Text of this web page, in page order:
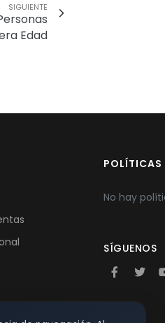
SIGUIENTE
Edad
POLÍTICAS
No hay
SÍGUENOS